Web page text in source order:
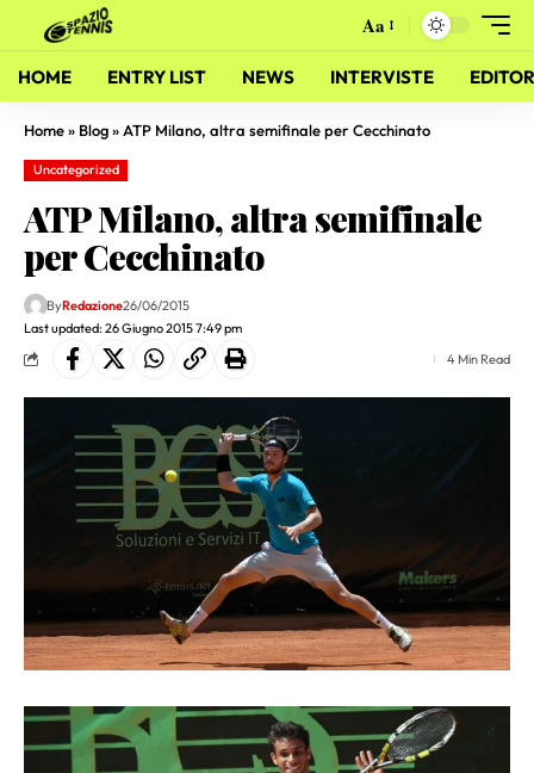
Aa
HOME ENTRY LIST NEWS INTERVISTE
Home» Blog» ATP Milano, altra semifinale per Cecchinato
Uncategorized
ATP Milano, altra semifinale
per Cecchinato
Last updated: 26 Giugno 2015 7:49 pm
ByRedazione26/06/2015
4 Min Read